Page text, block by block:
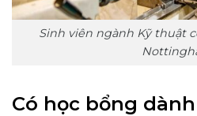
Sinh viên ngành Kỹ thuật
Có học bổng